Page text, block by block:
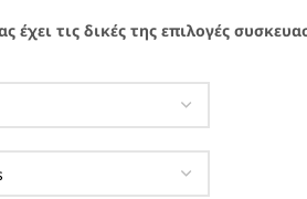
έχει τις δικές της επιλογές